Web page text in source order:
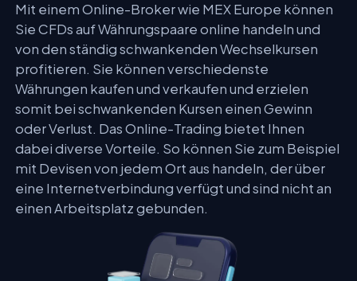
Mit einem Online-Broker wie MEX Europe können
Sie CFDs auf Währungspaare online handeln und
von den ständig schwankenden Wechselkursen
profitieren. Sie können verschiedenste
Währungen kaufen und verkaufen und erzielen
somit bei schwankenden Kursen einen Gewinn
oder Verlust. Das Online-Trading bietet Ihnen
dabei diverse Vorteile. So können Sie zum Beispiel
mit Devisen von jedem Ort aus handeln, der über
eine Internetverbindung verfügt und sind nicht an
einen Arbeitsplatz gebunden.